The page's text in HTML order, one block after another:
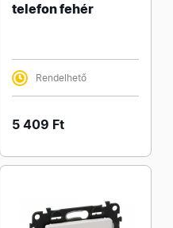
telefon fehér
Rendelhető
5 409 Ft